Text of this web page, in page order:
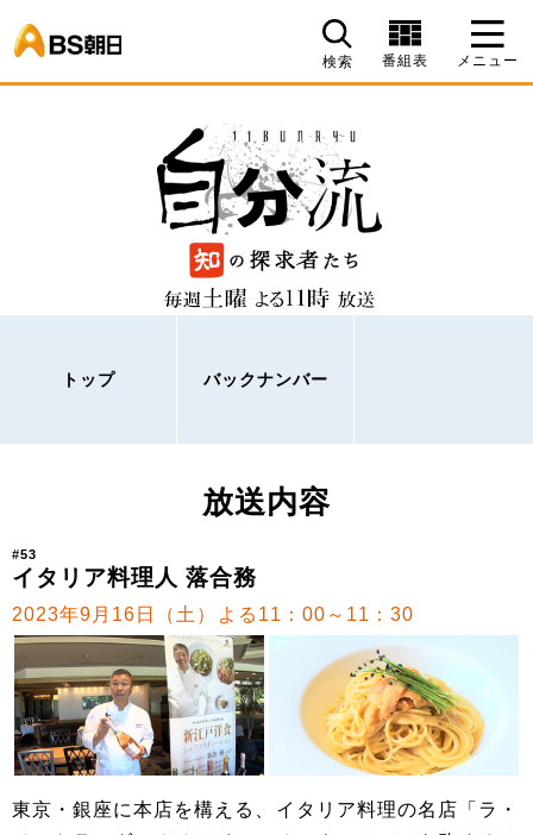
検索 番組表 メニュー
トップ バックナンバー
放送内容
#53
イタリア料理人 落合務
2023年9月16日（土）よる11：00～11：30
東京・銀座に本店を構える、イタリア料理の名店「ラ・